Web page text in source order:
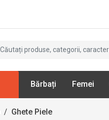
Bărbați Femei
/ Ghete Piele